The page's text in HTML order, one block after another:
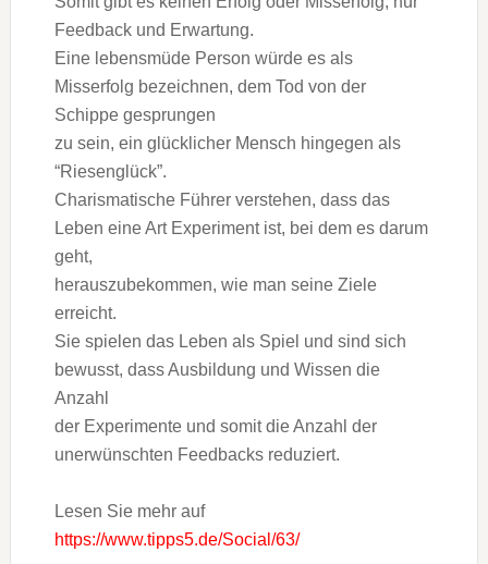
Feedback und Erwartung.
Eine lebensmüde Person würde es als
Misserfolg bezeichnen, dem Tod von der
Schippe gesprungen
zu sein, ein glücklicher Mensch hingegen als
“Riesenglück”.
Charismatische Führer verstehen, dass das
Leben eine Art Experiment ist, bei dem es darum
geht,
herauszubekommen, wie man seine Ziele
erreicht.
Sie spielen das Leben als Spiel und sind sich
bewusst, dass Ausbildung und Wissen die
Anzahl
der Experimente und somit die Anzahl der
unerwünschten Feedbacks reduziert.
Lesen Sie mehr auf
https://www.tipps5.de/Social/63/